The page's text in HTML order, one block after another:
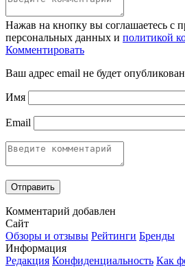
Нажав на кнопку вы соглашаетесь с
персональных данных и политикой
Комментировать
Ваш адрес email не будет
Имя
Email
Комментарий добавлен
Сайт
Обзоры и отзывы Рейтинги Бренды
Информация
Редакция Конфиденциальность Как